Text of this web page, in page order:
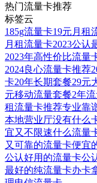
热门流量卡推荐
标签云
185g流量卡19元月租
月租流量卡2023公认
2023年高性价比流量
2024良心流量卡推荐
卡20年长期套餐29元
元移动流量套餐2年
租流量卡推荐专业靠
本地营业厅没有什么
宜又不限速什么流量
又可靠的流量卡便宜
公认好用的流量卡公
最好的纯流量卡办卡